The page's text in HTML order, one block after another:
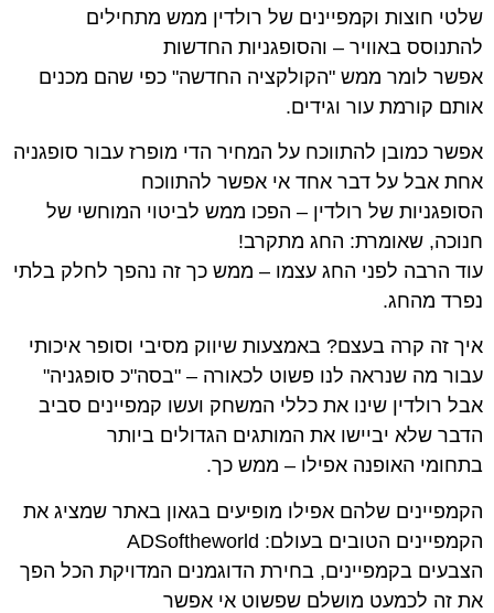
שלטי חוצות וקמפיינים של רולדין ממש מתחילים
להתנוסס באוויר – והסופגניות החדשות
אפשר לומר ממש "הקולקציה החדשה" כפי שהם מכנים
אותם קורמת עור וגידים.
אפשר כמובן להתווכח על המחיר הדי מופרז עבור סופגניה
אחת אבל על דבר אחד אי אפשר להתווכח
הסופגניות של רולדין – הפכו ממש לביטוי המוחשי של
חנוכה, שאומרת: החג מתקרב!
עוד הרבה לפני החג עצמו – ממש כך זה נהפך לחלק בלתי
נפרד מהחג.
איך זה קרה בעצם? באמצעות שיווק מסיבי וסופר איכותי
עבור מה שנראה לנו פשוט לכאורה – "בסה"כ סופגניה"
אבל רולדין שינו את כללי המשחק ועשו קמפיינים סביב
הדבר שלא יביישו את המותגים הגדולים ביותר
בתחומי האופנה אפילו – ממש כך.
הקמפיינים שלהם אפילו מופיעים בגאון באתר שמציג את
הקמפיינים הטובים בעולם: ADSoftheworld
הצבעים בקמפיינים, בחירת הדוגמנים המדויקת הכל הפך
את זה לכמעט מושלם שפשוט אי אפשר